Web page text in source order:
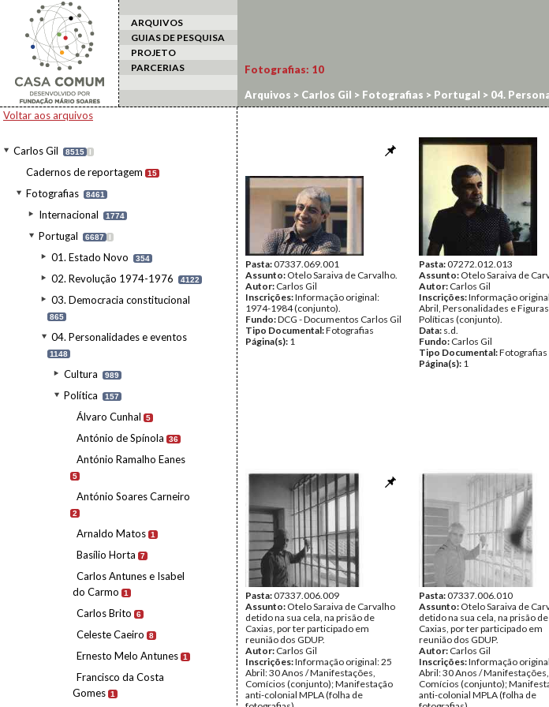
ARQUIVOS
GUIAS DE PESQUISA
PROJETO
PARCERIAS
Voltar aos arquivos
Carlos Gil 8515 I
Cadernos de reportagem 15
Fotografias 8461
Internacional 1774
Portugal 6687 I
01. Estado Novo 354
02. Revolução 1974-1976 4122
03. Democracia constitucional
865
04. Personalidades e eventos
1148
Cultura 989
Política 157
Álvaro Cunhal 5
António de Spínola 36
António Ramalho Eanes
5
António Soares Carneiro
2
Arnaldo Matos 1
Basílio Horta 7
Carlos Antunes e Isabel
do Carmo
1
Carlos Brito 6
Celeste Caeiro 8
Ernesto Melo Antunes 1
Francisco da Costa
Gomes 1
Fotografias: 10
Arquivos > Carlos Gil > Fotografias > Portugal > 04.
Pasta:07337.069.001
Assunto: Otelo Saraiva de Carvalho.
Autor: Carlos Gil
Inscrições:Informação original:
1974-1984 (conjunto).
Fundo:DCG - Documentos Carlos Gil
Tipo Documental:Fotografias
Página(s): 1
Pasta:07272.012.013
Assunto: Otelo Saraiva de
Autor: Carlos Gil
Inscrições:Informação
Abril, Personalidades e Figuras
Políticas (conjunto).
Data: s.d.
Fundo: Carlos Gil
Tipo Documental:Fotografias
Página(s): 1
Pasta:07337.006.009
Assunto: Otelo Saraiva de Carvalho
detido na sua cela, na prisão de
Caxias, por ter participado em
reunião dos GDUP.
Autor: Carlos Gil
Inscrições:Informação original: 25
Abril: 30 Anos / Manifestações,
Comícios (conjunto); Manifestação
anti-colonial MPLA (folha de
Pasta:07337.006.010
Assunto: Otelo Saraiva de
detido na sua cela, na prisão de
Caxias, por ter participado em
reunião dos GDUP.
Autor: Carlos Gil
Inscrições:Informação
Abril: 30 Anos / Manifestações,
Comícios (conjunto);
anti-colonial MPLA (folha de